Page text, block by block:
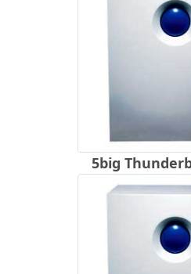
5big